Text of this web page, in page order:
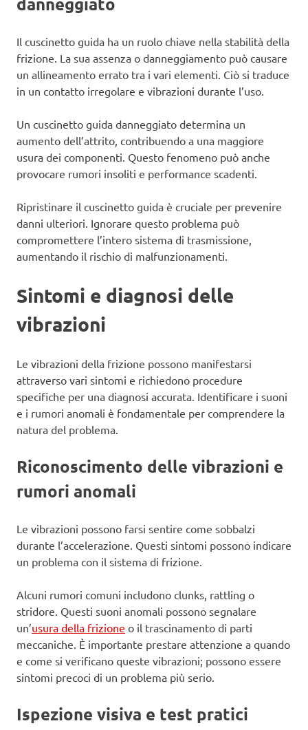
Il cuscinetto guida ha un ruolo chiave nella stabilità della
frizione. La sua assenza o danneggiamento può causare
un allineamento errato tra i vari elementi. Ciò si traduce
in un contatto irregolare e vibrazioni durante l’uso.
Un cuscinetto guida danneggiato determina un
aumento dell’attrito, contribuendo a una maggiore
usura dei componenti. Questo fenomeno può anche
provocare rumori insoliti e performance scadenti.
Ripristinare il cuscinetto guida è cruciale per prevenire
danni ulteriori. Ignorare questo problema può
compromettere l’intero sistema di trasmissione,
aumentando il rischio di malfunzionamenti.
Sintomi e diagnosi delle
vibrazioni
Le vibrazioni della frizione possono manifestarsi
attraverso vari sintomi e richiedono procedure
specifiche per una diagnosi accurata. Identificare i suoni
e i rumori anomali è fondamentale per comprendere la
natura del problema.
Riconoscimento delle vibrazioni e
rumori anomali
Le vibrazioni possono farsi sentire come sobbalzi
durante l’accelerazione. Questi sintomi possono indicare
un problema con il sistema di frizione.
Alcuni rumori comuni includono clunks, rattling o
stridore. Questi suoni anomali possono segnalare
un’usura della frizione o il trascinamento di parti
meccaniche. È importante prestare attenzione a quando
e come si verificano queste vibrazioni; possono essere
sintomi precoci di un problema più serio.
Ispezione visiva e test pratici